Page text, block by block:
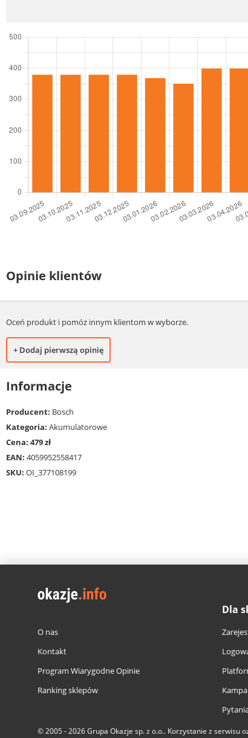
Opinie klientów
Oceń produkt i pomóż innym klientom w wyborze.
+ Dodaj pierwszą opinię
Informacje
Producent: Bosch
Kategoria: Akumulatorowe
Cena: 479 zł
EAN: 4059952558417
SKU: OI_377108199
O nas
Kontakt
Program Wiarygodne Opinie
Ranking sklepów
Dla
© 2005 - 2026Grupa Okazje sp. z o.o.. Korzystanie z serwisu